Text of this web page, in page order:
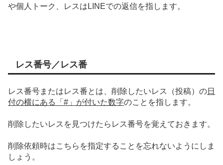
や個人トーク、レスはLINEでの返信を指します。
レス番号／レス番
レス番号またはレス番とは、削除したいレス（投稿）の日
付の横にある「#」が付いた数字のことを指します。
削除したいレスを見つけたらレス番号を覚えておきます。
削除依頼時はこちらを指定することを忘れないようにしま
しょう。